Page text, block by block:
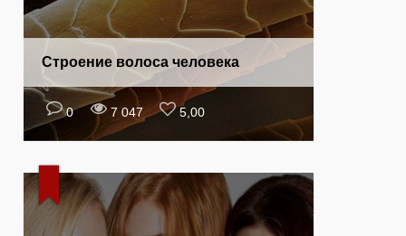
0 7 047 5,00
Строение волоса человека